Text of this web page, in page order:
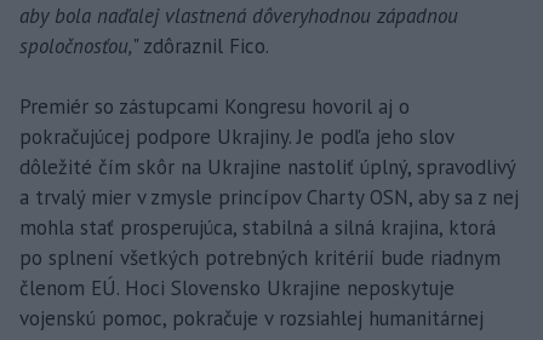
aby bola naďalej vlastnená dôveryhodnou západnou
spoločnosťou," zdôraznil Fico.
Premiér so zástupcami Kongresu hovoril aj o
pokračujúcej podpore Ukrajiny. Je podľa jeho slov
dôležité čím skôr na Ukrajine nastoliť úplný, spravodlivý
a trvalý mier v zmysle princípov Charty OSN, aby sa z nej
mohla stať prosperujúca, stabilná a silná krajina, ktorá
po splnení všetkých potrebných kritérií bude riadnym
členom EÚ. Hoci Slovensko Ukrajine neposkytuje
vojenskú pomoc, pokračuje v rozsiahlej humanitárnej